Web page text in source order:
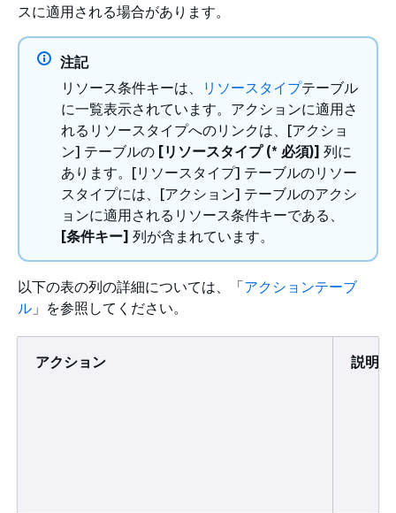
スに適用される場合があります。
注記
リソース条件キーは、
リソースタイプテーブル
に一覧表示されています。アクションに適用さ
れるリソースタイプへのリンクは、[アクショ
ン] テーブルの [リソースタイプ (* 必須)] 列に
あります。[リソースタイプ] テーブルのリソー
スタイプには、[アクション] テーブルのアクシ
ョンに適用されるリソース条件キーである、
[条件キー] 列が含まれています。
以下の表の列の詳細については、「アクションテーブ
ル 」を参照してください。
アクション 説明